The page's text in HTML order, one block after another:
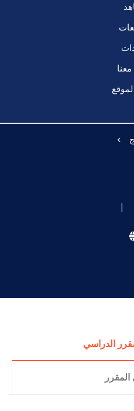
|
الدراسي